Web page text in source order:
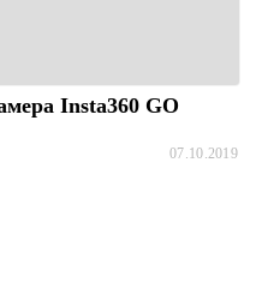
Insta360 GO
07.10.2019